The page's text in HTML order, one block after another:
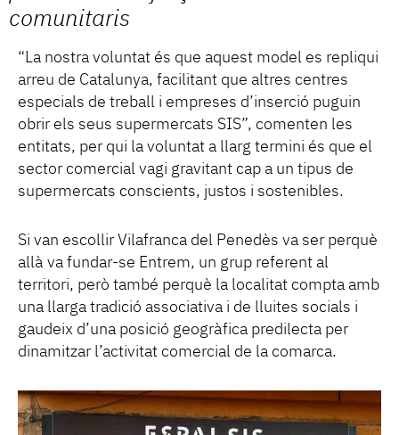
comunitaris
“La nostra voluntat és que aquest model es repliqui
arreu de Catalunya, facilitant que altres centres
especials de treball i empreses d’inserció puguin
obrir els seus supermercats SIS”, comenten les
entitats, per qui la voluntat a llarg termini és que el
sector comercial vagi gravitant cap a un tipus de
supermercats conscients, justos i sostenibles.
Si van escollir Vilafranca del Penedès va ser perquè
allà va fundar-se Entrem, un grup referent al
territori, però també perquè la localitat compta amb
una llarga tradició associativa i de lluites socials i
gaudeix d’una posició geogràfica predilecta per
dinamitzar l’activitat comercial de la comarca.